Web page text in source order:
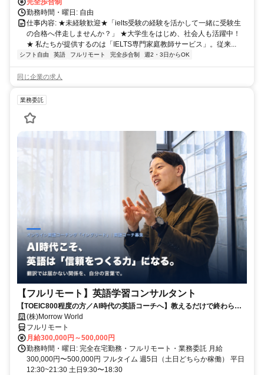
勤務時間・曜日: 自由
仕事内容: ★未経験歓迎★「ielts受験の経験を活かして一緒に受験生
の合格へ伴走しませんか？」 ★大学生をはじめ、社会人も活躍中！
★ 私たちが提供するのは「IELTS専門家庭教師サービス」。従来...
シフト自由 英語 フルリモート 完全歩合制 週2・3日からOK
同じ企業の求人
業務委託
【フルリモート】英語学習コンサルタント
【TOEIC800程度の方／AI時代の英語コーチへ】教えるだけで終わらな
い。受講生の学習習慣と“自分の言葉で伝える力”を育てるお仕事です
(株)Morrow World
フルリモート
月給300,000円～500,000円
勤務時間・曜日: 完全在宅勤務・フルリモート・業務委託 月給
300,000円〜500,000円 フルタイム 週5日（土日どちらか稼働） 平日
12:30~21:30 土日9:30〜18:30